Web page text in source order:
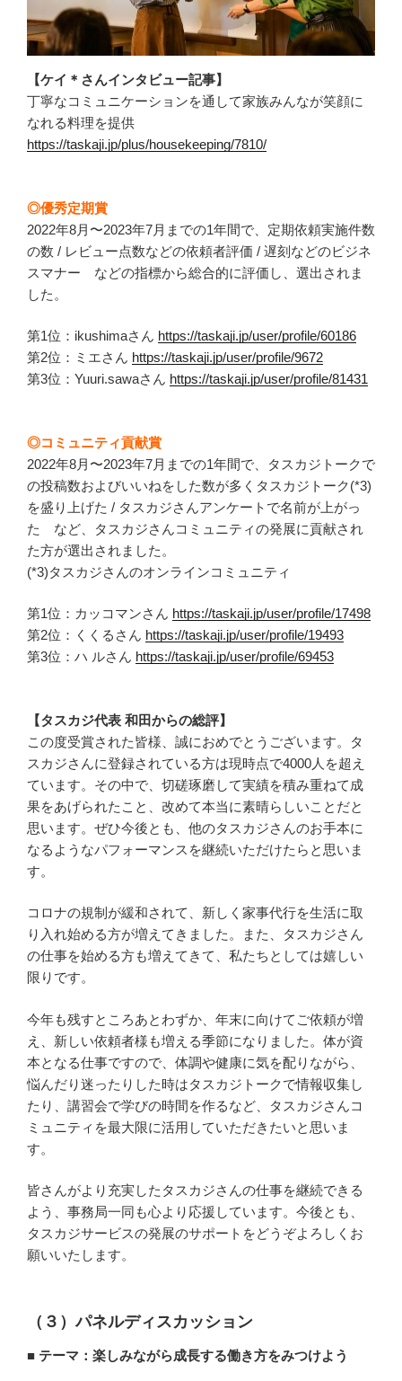
【ケイ＊さんインタビュー記事】
丁寧なコミュニケーションを通して家族みんなが笑顔に
なれる料理を提供
https://taskaji.jp/plus/housekeeping/7810/
◎優秀定期賞
2022年8月〜2023年7月までの1年間で、定期依頼実施件数
の数 / レビュー点数などの依頼者評価 / 遅刻などのビジネ
スマナー などの指標から総合的に評価し、選出されま
した。
第1位：ikushimaさん https://taskaji.jp/user/profile/60186
第2位：ミエさん https://taskaji.jp/user/profile/9672
第3位：Yuuri.sawaさん https://taskaji.jp/user/profile/81431
◎コミュニティ貢献賞
2022年8月〜2023年7月までの1年間で、タスカジトークで
の投稿数およびいいねをした数が多くタスカジトーク(*3)
を盛り上げた / タスカジさんアンケートで名前が上がっ
た など、タスカジさんコミュニティの発展に貢献され
た方が選出されました。
(*3)タスカジさんのオンラインコミュニティ
第1位：カッコマンさん https://taskaji.jp/user/profile/17498
第2位：くくるさん https://taskaji.jp/user/profile/19493
第3位：ハ ルさん https://taskaji.jp/user/profile/69453
【タスカジ代表 和田からの総評】
この度受賞された皆様、誠におめでとうございます。タ
スカジさんに登録されている方は現時点で4000人を超え
ています。その中で、切磋琢磨して実績を積み重ねて成
果をあげられたこと、改めて本当に素晴らしいことだと
思います。ぜひ今後とも、他のタスカジさんのお手本に
なるようなパフォーマンスを継続いただけたらと思いま
す。
コロナの規制が緩和されて、新しく家事代行を生活に取
り入れ始める方が増えてきました。また、タスカジさん
の仕事を始める方も増えてきて、私たちとしては嬉しい
限りです。
今年も残すところあとわずか、年末に向けてご依頼が増
え、新しい依頼者様も増える季節になりました。体が資
本となる仕事ですので、体調や健康に気を配りながら、
悩んだり迷ったりした時はタスカジトークで情報収集し
たり、講習会で学びの時間を作るなど、タスカジさんコ
ミュニティを最大限に活用していただきたいと思いま
す。
皆さんがより充実したタスカジさんの仕事を継続できる
よう、事務局一同も心より応援しています。今後とも、
タスカジサービスの発展のサポートをどうぞよろしくお
願いいたします。
（３）パネルディスカッション
■ テーマ：楽しみながら成長する働き方をみつけよう